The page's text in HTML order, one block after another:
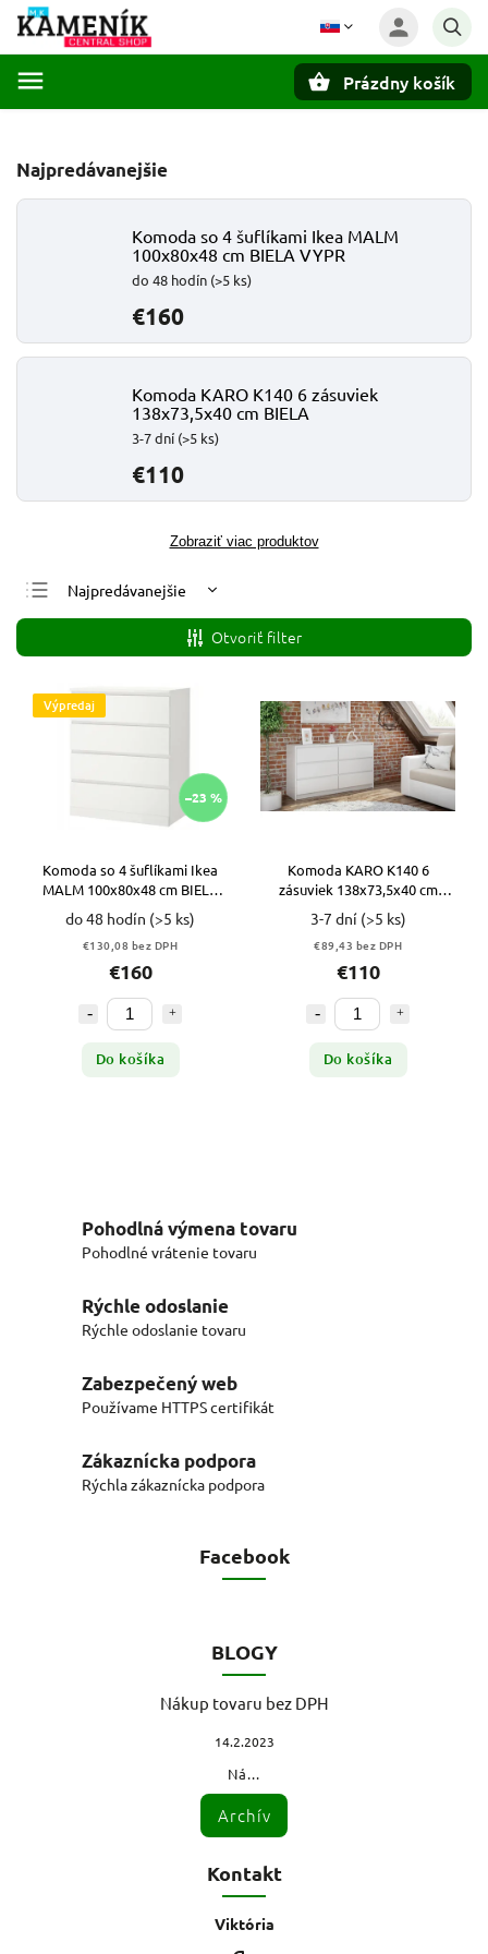
Prázdny košík
Najpredávanejšie
Komoda so 4 šuflíkami Ikea MALM
100x80x48 cm BIELA VYPR
do 48 hodín (>5 ks)
€160
Komoda KARO K140 6 zásuviek
138x73,5x40 cm BIELA
3-7 dní (>5 ks)
€110
Zobraziť viac produktov
Najpredávanejšie
Najlacnejšie
Najdrahšie
Abecedne
Otvoriť filter
Výpredaj
–23 %
Komoda so 4 šuflíkami Ikea
MALM 100x80x48 cm BIELA
VYPR
do 48 hodín (>5 ks)
€130,08 bez DPH
€160
Do košíka
Komoda KARO K140 6
zásuviek 138x73,5x40 cm
BIELA
3-7 dní (>5 ks)
€89,43 bez DPH
€110
Do košíka
Pohodlná výmena tovaru
Pohodlné vrátenie tovaru
Rýchle odoslanie
Rýchle odoslanie tovaru
Zabezpečený web
Používame HTTPS certifikát
Zákaznícka podpora
Rýchla zákaznícka podpora
Facebook
BLOGY
Nákup tovaru bez DPH
14.2.2023
Ná...
Archív
Kontakt
Viktória